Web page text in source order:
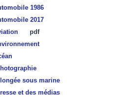
1986
2017
pdf
sous marine
et des médias